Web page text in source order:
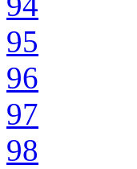
95
96
97
98